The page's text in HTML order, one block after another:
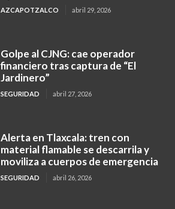
AZCAPOTZALCO abril 29, 2026
Golpe al CJNG: cae operador
financiero tras captura de “El
Jardinero”
SEGURIDAD abril 27, 2026
Alerta en Tlaxcala: tren con
material flamable se descarrila y
moviliza a cuerpos de emergencia
SEGURIDAD abril 26, 2026